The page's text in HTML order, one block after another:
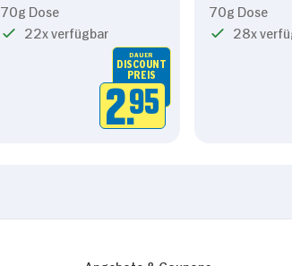
70g Dose
22x verfügbar
DAUER
DISCOUNT
PREIS
2.95
70g Dose
28x